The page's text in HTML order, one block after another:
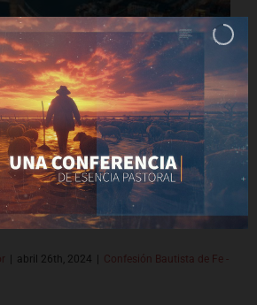
al Respecto de la
la eternidad, por el sapientísimo
de su propia voluntad ha
abril 26th, 2024
Confesión Bautista de Fe -